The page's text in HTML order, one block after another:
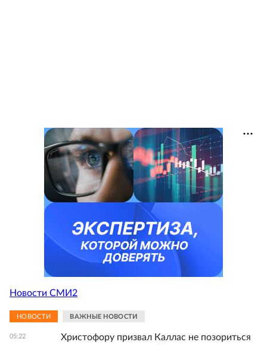
Новости СМИ2
НОВОСТИ ВАЖНЫЕ НОВОСТИ
05:22
Христофору призвал Каллас не позориться